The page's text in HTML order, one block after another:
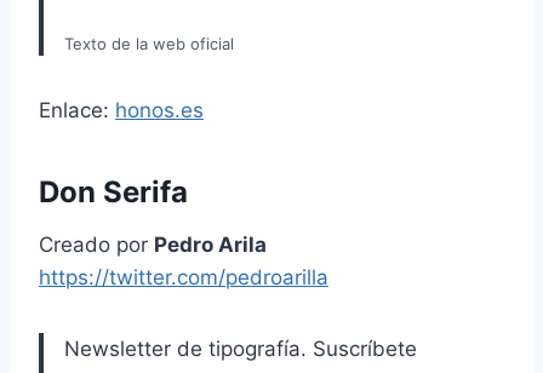
Texto de la web oficial
Enlace: honos.es
Don Serifa
Creado por Pedro Arila
https://twitter.com/pedroarilla
Newsletter de tipografía. Suscríbete